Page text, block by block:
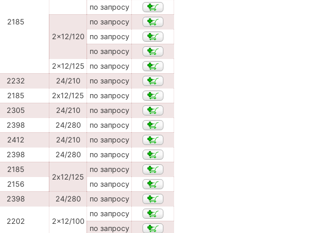
2185
по запросу
2x12/120
по запросу
по запросу
по запросу
2x12/125
по запросу
2232 24/210
по запросу
2185 2х12/125
по запросу
2305 24/210
по запросу
2398 24/280
по запросу
2412 24/210
по запросу
2398 24/280
по запросу
2185
2х12/125
по запросу
2156
по запросу
2398 24/280
по запросу
2202 2x12/100
по запросу
по запросу